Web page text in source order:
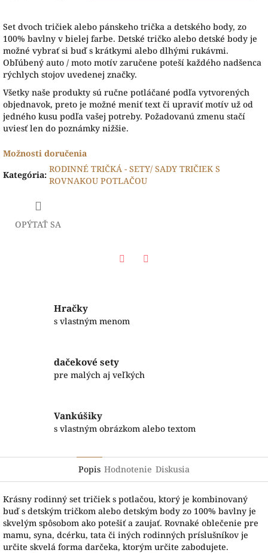
Set dvoch tričiek alebo pánskeho trička a detského body, zo
100% bavlny v bielej farbe. Detské tričko alebo detské body je
možné vybrať si buď s krátkymi alebo dlhými rukávmi.
Obľúbený auto / moto motív zaručene poteší každého nadšenca
rýchlych stojov uvedenej značky.
Všetky naše produkty sú ručne potláčané podľa vytvorených
objednavok, preto je možné meniť text či upraviť motív už od
jedného kusu podľa vašej potreby. Požadovanú zmenu stačí
uviesť len do poznámky nižšie.
Možnosti doručenia
Kategória:
RODINNÉ TRIČKÁ - SETY/ SADY TRIČIEK S
ROVNAKOU POTLAČOU
OPÝTAŤ SA
Hračky
s vlastným menom
dačekové sety
pre malých aj veľkých
Vankúšiky
s vlastným obrázkom alebo textom
Popis Hodnotenie Diskusia
Krásny rodinný set tričiek s potlačou, ktorý je kombinovaný
buď s detským tričkom alebo detským body zo 100% bavlny je
skvelým spôsobom ako potešiť a zaujať. Rovnaké oblečenie pre
mamu, syna, dcérku, tata či iných rodinných príslušníkov je
určite skvelá forma darčeka, ktorým určite zabodujete.